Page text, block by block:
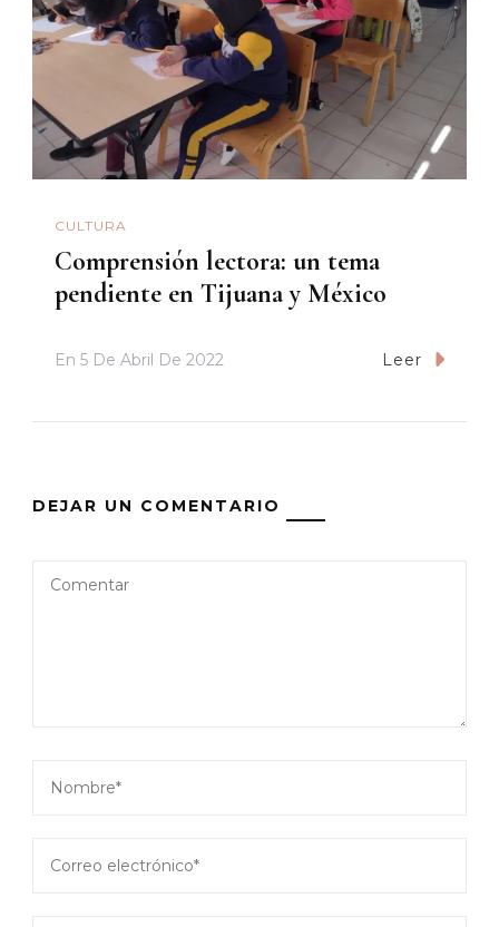
CULTURA
Comprensión lectora: un tema
pendiente en Tijuana y México
En 5 De Abril De 2022 Leer
DEJAR UN COMENTARIO